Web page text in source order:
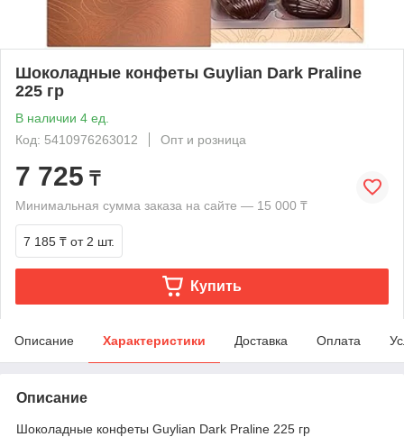
Шоколадные конфеты Guylian Dark Praline
225 гр
В наличии 4 ед.
Код: 5410976263012
Опт и розница
7 725 ₸
Минимальная сумма заказа на сайте — 15 000 ₸
7 185 ₸ от 2 шт.
Купить
Описание Характеристики Доставка Оплата
Описание
Шоколадные конфеты Guylian Dark Praline 225 гр